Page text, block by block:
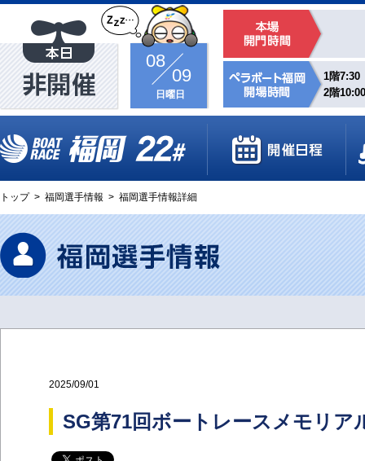
08
09
日曜日
1階7:30
2階10:00
トップ > 福岡選手情報 > 福岡選手情報詳細
2025/09/01
SG第71回ボートレースメモリア